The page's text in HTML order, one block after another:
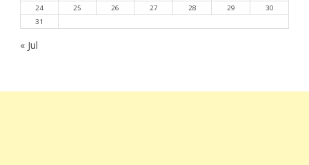
24
25 26 27 28 29
30
31
« Jul